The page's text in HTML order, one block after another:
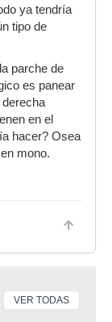
ya tendría
tipo de
parche de
es panear
derecha
en el
hacer? Osea
mono.
VER TODAS